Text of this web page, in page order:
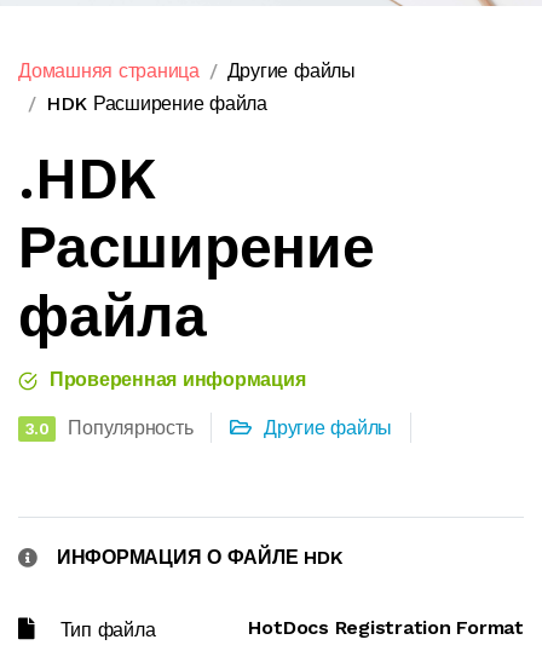
Домашняя страница
Другие файлы
HDK Расширение файла
.HDK
Расширение
файла
Проверенная информация
3.0 Популярность Другие файлы
ИНФОРМАЦИЯ О ФАЙЛЕ HDK
Тип файла HotDocs Registration Format